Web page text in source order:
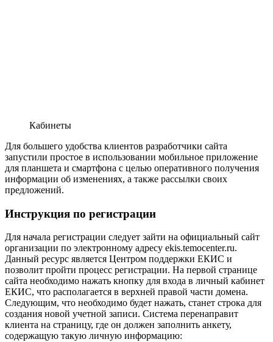
Кабинеты
Для большего удобства клиентов разработчики сайта
запустили простое в использовании мобильное приложение
для планшета и смартфона с целью оперативного получения
информации об изменениях, а также рассылки своих
предложений.
Инструкция по регистрации
Для начала регистрации следует зайти на официальный сайт
организации по электронному адресу ekis.temocenter.ru.
Данный ресурс является Центром поддержки ЕКИС и
позволит пройти процесс регистрации. На первой странице
сайта необходимо нажать кнопку для входа в личный кабинет
ЕКИС, что располагается в верхней правой части домена.
Следующим, что необходимо будет нажать, станет строка для
создания новой учетной записи. Система перенаправит
клиента на страницу, где он должен заполнить анкету,
содержащую такую личную информацию: